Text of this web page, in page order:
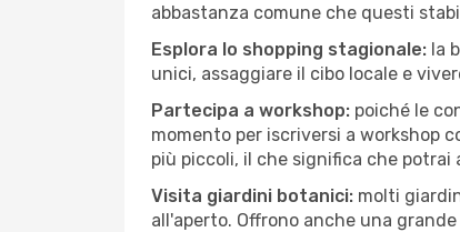
abbastanza comune che questi
Esplora lo shopping stagionale: la
unici, assaggiare il cibo locale e
Partecipa a workshop: poiché le
momento per iscriversi a workshop
più piccoli, il che significa che potrai
Visita giardini botanici: molti
all'aperto. Offrono anche una